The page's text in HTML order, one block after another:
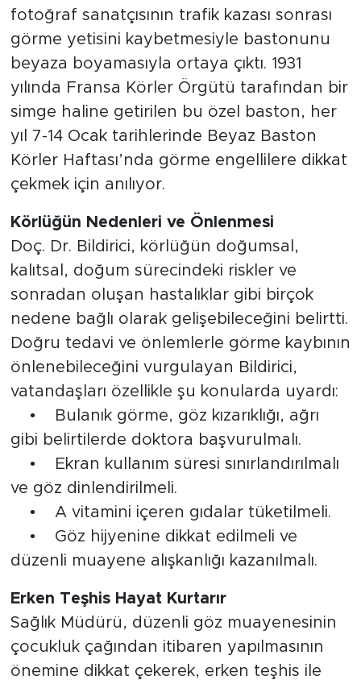
fotoğraf sanatçısının trafik kazası sonrası
görme yetisini kaybetmesiyle bastonunu
beyaza boyamasıyla ortaya çıktı. 1931
yılında Fransa Körler Örgütü tarafından bir
simge haline getirilen bu özel baston, her
yıl 7-14 Ocak tarihlerinde Beyaz Baston
Körler Haftası’nda görme engellilere dikkat
çekmek için anılıyor.
Körlüğün Nedenleri ve Önlenmesi
Doç. Dr. Bildirici, körlüğün doğumsal,
kalıtsal, doğum sürecindeki riskler ve
sonradan oluşan hastalıklar gibi birçok
nedene bağlı olarak gelişebileceğini belirtti.
Doğru tedavi ve önlemlerle görme kaybının
önlenebileceğini vurgulayan Bildirici,
vatandaşları özellikle şu konularda uyardı:
• Bulanık görme, göz kızarıklığı, ağrı
gibi belirtilerde doktora başvurulmalı.
• Ekran kullanım süresi sınırlandırılmalı
ve göz dinlendirilmeli.
• A vitamini içeren gıdalar tüketilmeli.
• Göz hijyenine dikkat edilmeli ve
düzenli muayene alışkanlığı kazanılmalı.
Erken Teşhis Hayat Kurtarır
Sağlık Müdürü, düzenli göz muayenesinin
çocukluk çağından itibaren yapılmasının
önemine dikkat çekerek, erken teşhis ile